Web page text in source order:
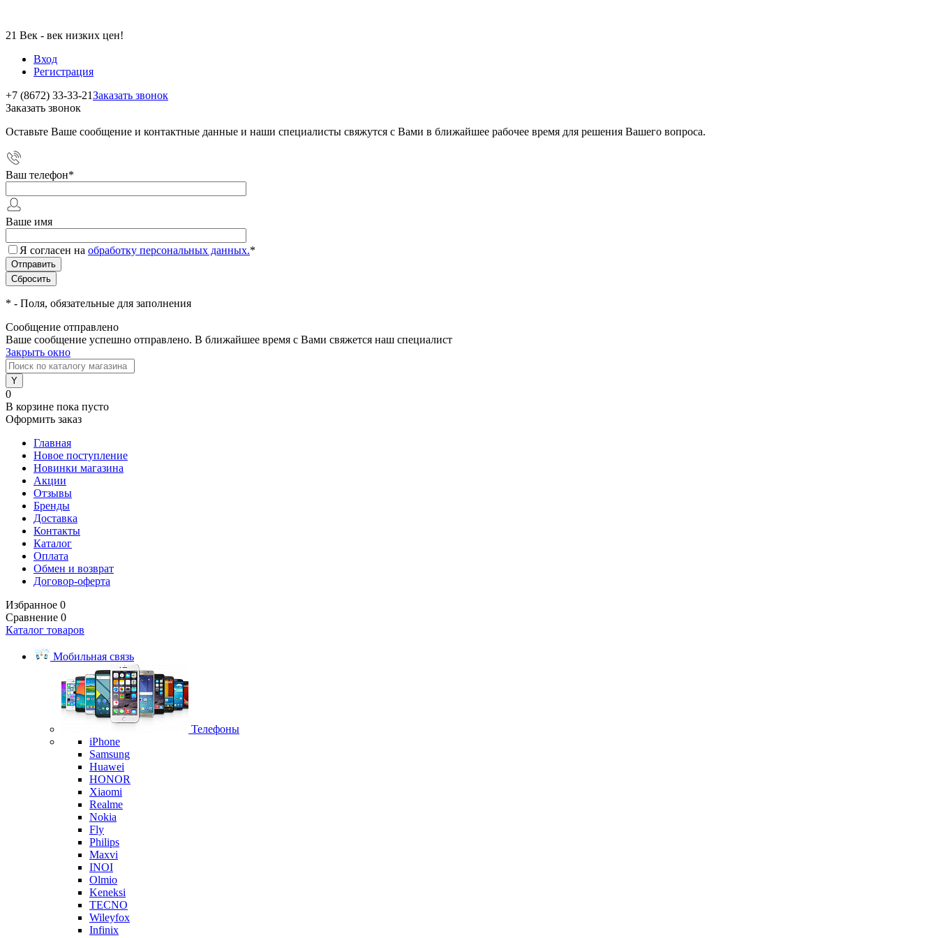
21 Век - век низких цен!
Вход
Регистрация
+7 (8672) 33-33-21Заказать звонок
Заказать звонок
Оставьте Ваше сообщение и контактные данные и наши специалисты свяжутся с Вами в ближайшее рабочее время для решения Вашего вопроса.
Ваш телефон*
Ваше имя
Я согласен на обработку персональных данных.*
* - Поля, обязательные для заполнения
Сообщение отправлено
Ваше сообщение успешно отправлено. В ближайшее время с Вами свяжется наш специалист
Закрыть окно
0
В корзине пока пусто
Оформить заказ
Главная
Новое поступление
Новинки магазина
Акции
Отзывы
Бренды
Доставка
Контакты
Каталог
Оплата
Обмен и возврат
Договор-оферта
Избранное 0
Сравнение 0
Каталог товаров
Мобильная связь
Телефоны
iPhone
Samsung
Huawei
HONOR
Xiaomi
Realme
Nokia
Fly
Philips
Maxvi
INOI
Olmio
Keneksi
TECNO
Wileyfox
Infinix